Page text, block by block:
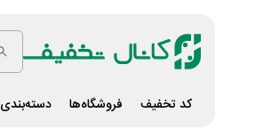
کد تخفیف فروشگاه‌ها دسته‌بندی